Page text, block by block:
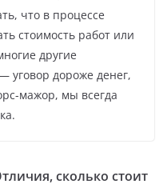
что в процессе
стоимость работ или
другие
уговор дороже денег,
мажор, мы всегда
сколько стоит